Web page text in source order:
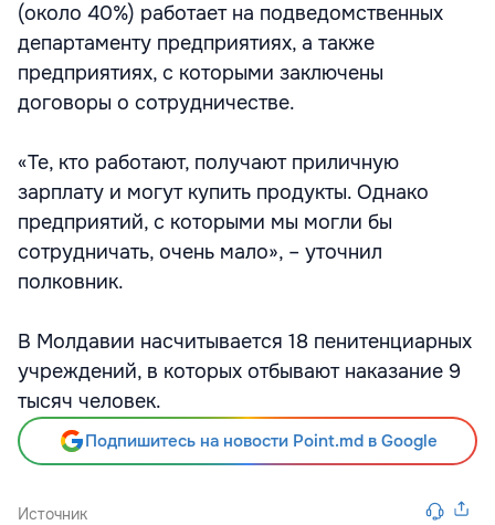
(около 40%) работает на подведомственных
департаменту предприятиях, а также
предприятиях, с которыми заключены
договоры о сотрудничестве.
«Те, кто работают, получают приличную
зарплату и могут купить продукты. Однако
предприятий, с которыми мы могли бы
сотрудничать, очень мало», – уточнил
полковник.
В Молдавии насчитывается 18 пенитенциарных
учреждений, в которых отбывают наказание 9
тысяч человек.
Подпишитесь на новости Point.md в Google
Источник